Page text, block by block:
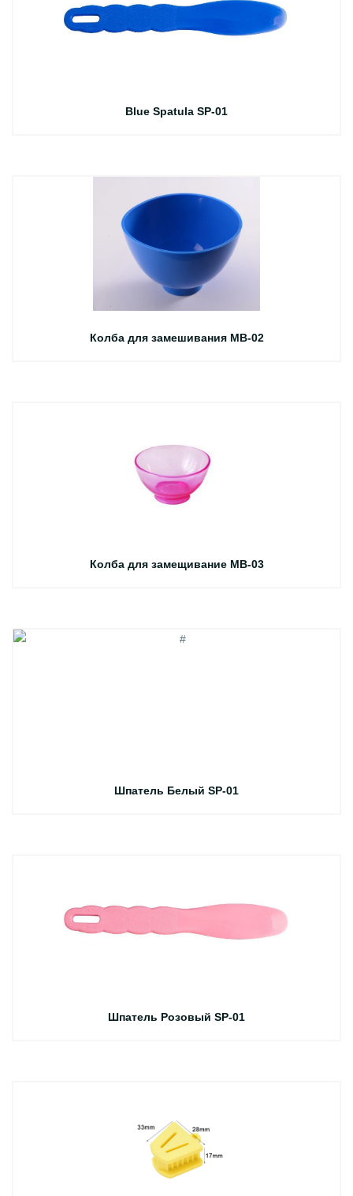
Blue Spatula SP-01
Колба для замешивания MB-02
Колба для замещивание MB-03
Шпатель Белый SP-01
Шпатель Розовый SP-01